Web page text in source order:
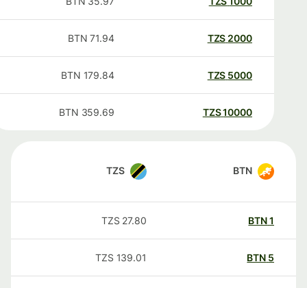
2000
TZS
71.94
BTN
5000
TZS
179.84
BTN
10000
TZS
359.69
BTN
BTN
TZS
BTN
27.80
TZS
BTN
139.01
TZS